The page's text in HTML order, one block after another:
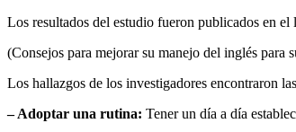
Los resultados del estudio fueron publicados en el
(Consejos para mejorar su manejo del inglés para
Los hallazgos de los investigadores encontraron
– Adoptar una rutina: Tener un día a día